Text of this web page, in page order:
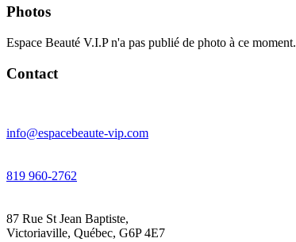
Photos
Espace Beauté V.I.P n'a pas publié de photo à ce moment.
Contact
info@espacebeaute-vip.com
819 960-2762
87 Rue St Jean Baptiste,
Victoriaville, Québec, G6P 4E7